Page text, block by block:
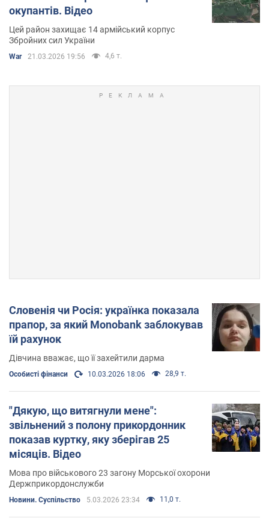
окупантів. Відео
Цей район захищає 14 армійський корпус
Збройних сил України
War 21.03.2026 19:56 4,6 т.
Словенія чи Росія: українка показала
прапор, за який Monobank заблокував
їй рахунок
Дівчина вважає, що її захейтили дарма
Особисті фінанси 10.03.2026 18:06 28,9 т.
"Дякую, що витягнули мене":
звільнений з полону прикордонник
показав куртку, яку зберігав 25
місяців. Відео
Мова про військового 23 загону Морської охорони
Держприкордонслужби
Новини. Суспільство 5.03.2026 23:34 11,0 т.